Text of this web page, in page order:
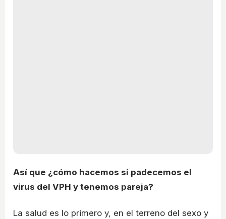
Así que ¿cómo hacemos si padecemos el
virus del VPH y tenemos pareja?
La salud es lo primero y, en el terreno del sexo y